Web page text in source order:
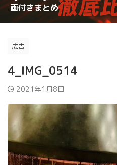
ナッピーを動画で解説
画付きまとめ
理想のスネアサウンドを手
い！
の教則本は？？
か？？
が変わるのか？実験してみた
キストは？？
スネアドラムの選び方 〜ラ
方法
広告
4_IMG_0514
2021年1月8日